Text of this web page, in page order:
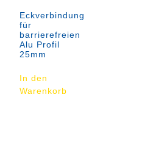
Eckverbindung
für
barrierefreien
Alu Profil
25mm
In den
Warenkorb